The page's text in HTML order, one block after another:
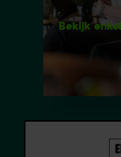
Bekijk